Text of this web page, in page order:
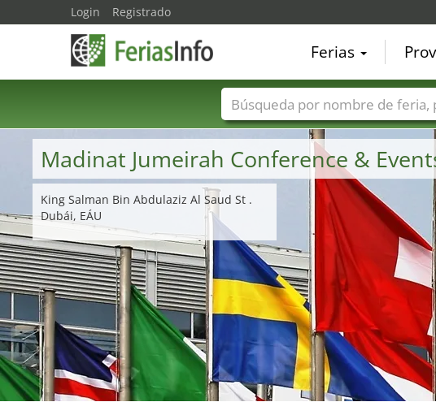
Madinat Jumeirah Conference &
King Salman Bin Abdulaziz Al Saud St .
Dubái, EÁU
Login Registrado
Ferias
Nombres de ferias Países